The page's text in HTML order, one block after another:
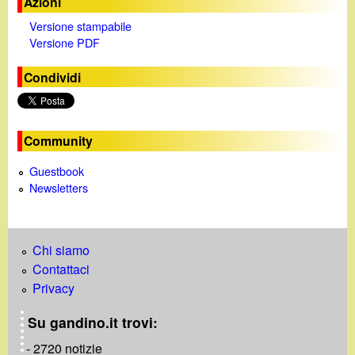
e
Versione stampabile
Versione PDF
Condividi
Community
Guestbook
Newsletters
Chi siamo
Contattaci
Privacy
Su gandino.it trovi:
- 2720 notizie